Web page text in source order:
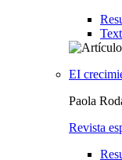
EI
Paola
Revista